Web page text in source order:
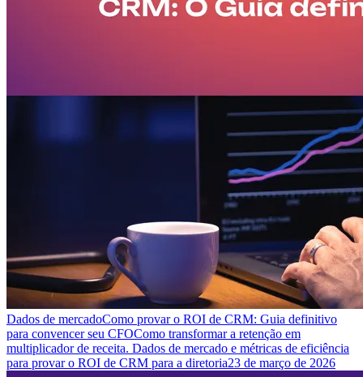
Dados de mercadoComo provar o ROI de CRM: Guia definitivo
para convencer seu CFOComo transformar a retenção em
multiplicador de receita. Dados de mercado e métricas de eficiência
para provar o ROI de CRM para a diretoria23 de março de 2026